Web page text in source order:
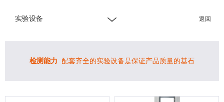
实验设备 返回
检测能力 配套齐全的实验设备是保证产品质量的基石